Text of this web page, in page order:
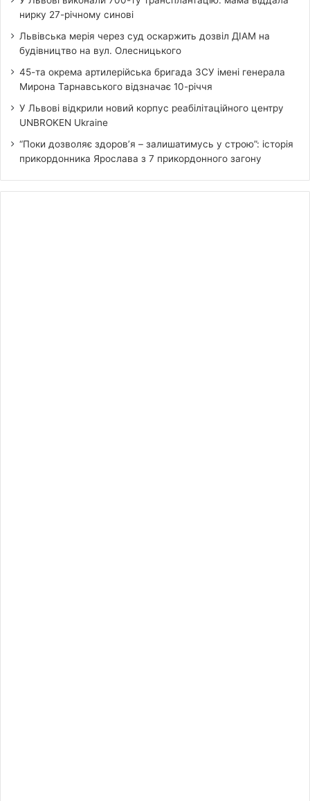
нирку 27-річному синові
Львівська мерія через суд оскаржить дозвіл ДІАМ на
будівництво на вул. Олесницького
45-та окрема артилерійська бригада ЗСУ імені генерала
Мирона Тарнавського відзначає 10-річчя
У Львові відкрили новий корпус реабілітаційного центру
UNBROKEN Ukraine
“Поки дозволяє здоров’я – залишатимусь у строю”: історія
прикордонника Ярослава з 7 прикордонного загону